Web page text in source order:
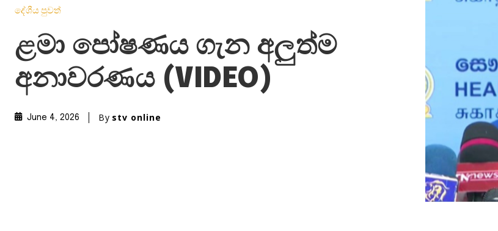
දේශීය පුවත්
ළමා පෝෂණය ගැන අලුත්ම
අනාවරණය (VIDEO)
June 4, 2026 By stv online